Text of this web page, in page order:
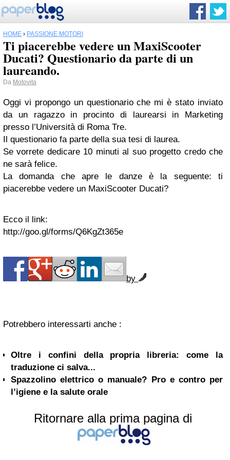
HOME › PASSIONE MOTORI
Ti piacerebbe vedere un MaxiScooter
Ducati? Questionario da parte di un
laureando.
Da Motovita
Oggi vi propongo un questionario che mi è stato inviato
da un ragazzo in procinto di laurearsi in Marketing
presso l’Università di Roma Tre.
Il questionario fa parte della sua tesi di laurea.
Se vorrete dedicare 10 minuti al suo progetto credo che
ne sarà felice.
La domanda che apre le danze è la seguente: ti
piacerebbe vedere un MaxiScooter Ducati?
Ecco il link:
http://goo.gl/forms/Q6KgZt365e
by
Potrebbero interessarti anche :
Oltre i confini della propria libreria: come la
traduzione ci salva...
Spazzolino elettrico o manuale? Pro e contro per
l’igiene e la salute orale
Ritornare alla prima pagina di